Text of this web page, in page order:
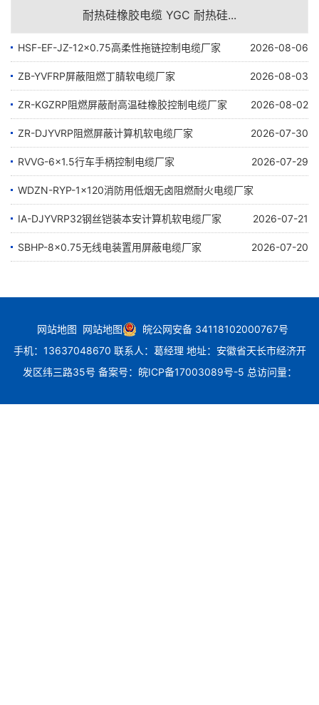
耐热硅橡胶电缆 YGC 耐热硅...
HSF-EF-JZ-12×0.75高柔性拖链控制电缆厂家 2026-08-06
ZB-YVFRP屏蔽阻燃丁腈软电缆厂家 2026-08-03
ZR-KGZRP阻燃屏蔽耐高温硅橡胶控制电缆厂家 2026-08-02
ZR-DJYVRP阻燃屏蔽计算机软电缆厂家 2026-07-30
RVVG-6×1.5行车手柄控制电缆厂家 2026-07-29
WDZN-RYP-1×120消防用低烟无卤阻燃耐火电缆厂家
2026-07-24
IA-DJYVRP32钢丝铠装本安计算机软电缆厂家 2026-07-21
SBHP-8×0.75无线电装置用屏蔽电缆厂家 2026-07-20
网站地图 网站地图
皖公网安备 34118102000767号
手机：13637048670 联系人：葛经理 地址：安徽省天长市经济开
发区纬三路35号 备案号： 皖ICP备17003089号-5 总访问量：